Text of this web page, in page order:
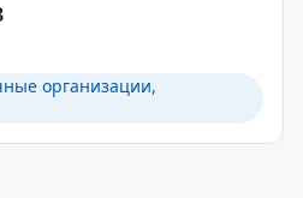
организации,